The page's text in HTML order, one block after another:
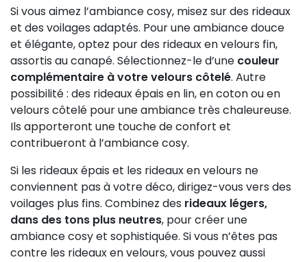
Si vous aimez l’ambiance cosy, misez sur des rideaux
et des voilages adaptés. Pour une ambiance douce
et élégante, optez pour des rideaux en velours fin,
assortis au canapé. Sélectionnez-le d’une couleur
complémentaire à votre velours côtelé. Autre
possibilité : des rideaux épais en lin, en coton ou en
velours côtelé pour une ambiance très chaleureuse.
Ils apporteront une touche de confort et
contribueront à l’ambiance cosy.
Si les rideaux épais et les rideaux en velours ne
conviennent pas à votre déco, dirigez-vous vers des
voilages plus fins. Combinez des rideaux légers,
dans des tons plus neutres, pour créer une
ambiance cosy et sophistiquée. Si vous n’êtes pas
contre les rideaux en velours, vous pouvez aussi